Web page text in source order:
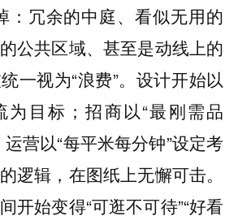
：冗余的中庭、看似无用的
公共区域、甚至是动线上的
一视为“浪费”。设计开始以
为目标；招商以“最刚需品
营以“每平米每分钟”设定考
逻辑，在图纸上无懈可击。
开始变得“可逛不可待”“好看